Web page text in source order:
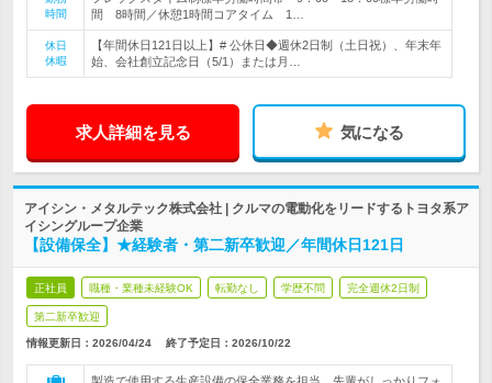
時間
間 8時間／休憩1時間コアタイム 1…
休日
休暇
【年間休日121日以上】# 公休日◆週休2日制（土日祝）、年末年
始、会社創立記念日（5/1）または月…
求人詳細を見る 気になる
アイシン・メタルテック株式会社 | クルマの電動化をリードするトヨタ系ア
イシングループ企業
【設備保全】★経験者・第二新卒歓迎／年間休日121日
正社員 職種・業種未経験OK 転勤なし 学歴不問 完全週休2日制
第二新卒歓迎
情報更新日：2026/04/24 終了予定日： 2026/10/22